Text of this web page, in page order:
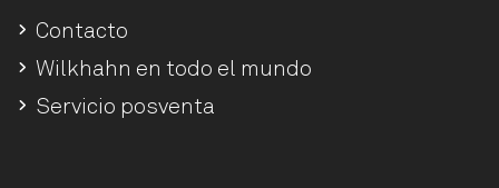
Contacto
Wilkhahn en todo el mundo
Servicio posventa